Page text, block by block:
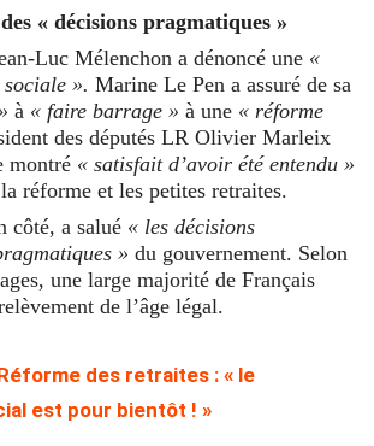
« décisions pragmatiques »
Luc Mélenchon a dénoncé une «
». Marine Le Pen a assuré de sa
à « faire barrage » à une « réforme
des députés LR Olivier Marleix
montré « satisfait d’avoir été entendu »
réforme et les petites retraites.
côté, a salué « les décisions
» du gouvernement. Selon
une large majorité de Français
de l’âge légal.
des retraites : « le
est pour bientôt ! »